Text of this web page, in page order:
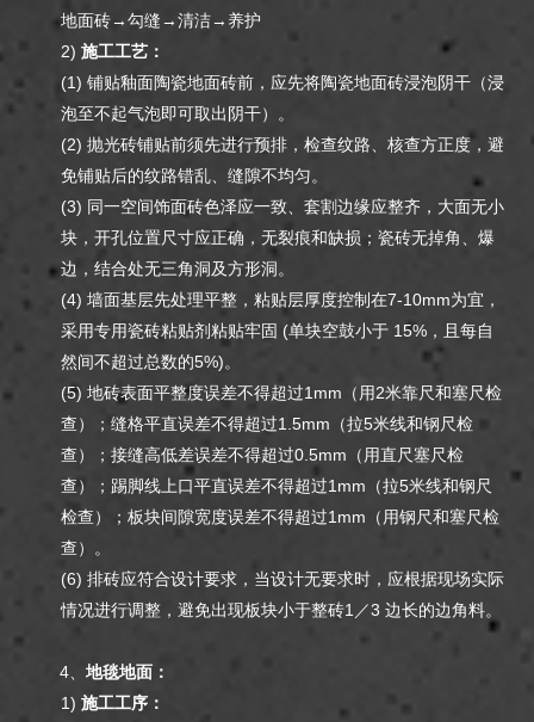
地面砖→勾缝→清洁→养护
2) 施工工艺：
(1) 铺贴釉面陶瓷地面砖前，应先将陶瓷地面砖浸泡阴干（浸
泡至不起气泡即可取出阴干）。
(2) 抛光砖铺贴前须先进行预排，检查纹路、核查方正度，避
免铺贴后的纹路错乱、缝隙不均匀。
(3) 同一空间饰面砖色泽应一致、套割边缘应整齐，大面无小
块，开孔位置尺寸应正确，无裂痕和缺损；瓷砖无掉角、爆
边，结合处无三角洞及方形洞。
(4) 墙面基层先处理平整，粘贴层厚度控制在7-10mm为宜，
采用专用瓷砖粘贴剂粘贴牢固 (单块空鼓小于 15%，且每自
然间不超过总数的5%)。
(5) 地砖表面平整度误差不得超过1mm（用2米靠尺和塞尺检
查）；缝格平直误差不得超过1.5mm（拉5米线和钢尺检
查）；接缝高低差误差不得超过0.5mm（用直尺塞尺检
查）；踢脚线上口平直误差不得超过1mm（拉5米线和钢尺
检查）；板块间隙宽度误差不得超过1mm（用钢尺和塞尺检
查）。
(6) 排砖应符合设计要求，当设计无要求时，应根据现场实际
情况进行调整，避免出现板块小于整砖1／3 边长的边角料。
4、地毯地面：
1) 施工工序：